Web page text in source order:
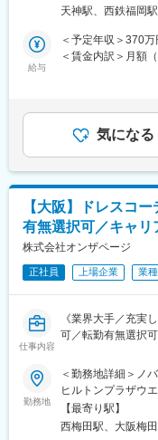
・新規事業提案制度
・フレックスキャ
正社員としての雇
シンプルでスタイ
リーズ、郊外の景
「アマンダン」シ
地条件や地域特性
■婚礼における状況
新たなご予約も順
規の出店計画もこ
また、パーティー
■業務内容：
・新規接客
お客様へのカウン
演出するアイテム
・最終フィッティン
最終サイズチェッ
衣裳メンテナンス
裳を納品
※パリ・ミラノ・ニ
ナーのドレスを取
ュアリーなドレス
界のトレンドの勉
グまで一貫して携
■各種制度充実：
・年間MVP表彰
・フリーエージェ
希望する部署に異
・新規事業提案制度
毎年200件以上の新
天神駅、西鉄福岡
給与
＜予定年収＞370
＜賃金内訳＞月額
有＜残業手当＞有
る可能性もござい
は基本手当に対す
り、時間外労働の
月）■賞与：年2回
くまでも目安の金
ます。月給(月額)
気になる
【大阪】ドレスコ
有無選択可／キャ
株式会社オンザページ
正社員 上場企業 業
仕事内容
《業界大手／充実
可／転勤有無選択
※求人票に記載の
利厚生、待遇およ
ます。
■業務内容：
勤務地
＜勤務地詳細＞ノ
ヒルトンプラザウ
全面禁煙
【最寄り駅】
西梅田駅、大阪梅